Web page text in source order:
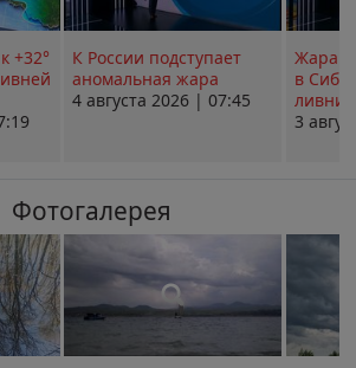
+32°
К России подступает
аномальная жара
4 августа 2026 | 07:45
Жара в
в
ливни
3
Фотогалерея